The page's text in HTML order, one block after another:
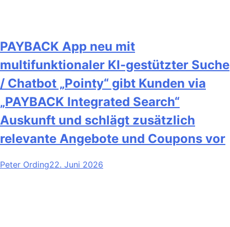
PAYBACK App neu mit
multifunktionaler KI-gestützter Suche
/ Chatbot „Pointy“ gibt Kunden via
„PAYBACK Integrated Search“
Auskunft und schlägt zusätzlich
relevante Angebote und Coupons vor
Peter Ording22. Juni 2026